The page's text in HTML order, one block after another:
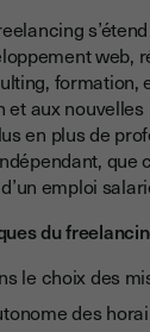
web,
formation,
et aux
en plus de
que
emploi
du
le choix des
des